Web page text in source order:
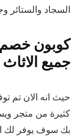
السجاد والستائر
كوبون خصم
جميع الاثاث
حيث انه الان تم
كثيرة من متجر
بك سوف يوفر لك